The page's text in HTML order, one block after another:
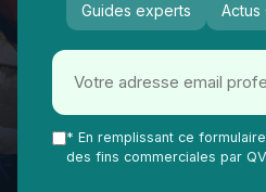
QVT Market Enjeux dans la QVT
Améliorer le
travail avec le
d'entreprise de
Guides experts Actus
* En remplissant ce
des fins commerciales par